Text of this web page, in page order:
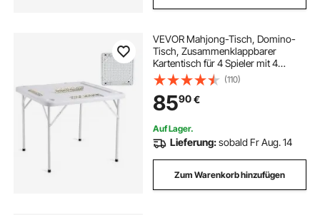
VEVOR Mahjong-Tisch, Domino-
Tisch, Zusammenklappbarer
Kartentisch für 4 Spieler mit 4
Getränkehaltern & 4 Chip-Fächern,
Tragbarer Domino-Spieltisch mit 1
Satz Dominosteine ​​für Mahjong-
Poker-Puzzles
(110)
8590€
Auf Lager.
Lieferung:sobald Fr Aug. 14
Zum Warenkorb hinzufügen